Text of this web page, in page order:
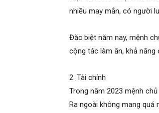
nhiều may mắn, có người
Đặc biệt năm nay, mệnh
cộng tác làm ăn, khả
2. Tài chính
Trong năm 2023 mệnh
Ra ngoài không mang